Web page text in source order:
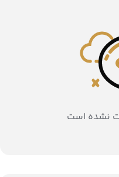
نشده است